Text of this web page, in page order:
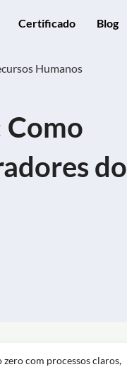
Certificado Blog
Humanos
do
com processos claros,